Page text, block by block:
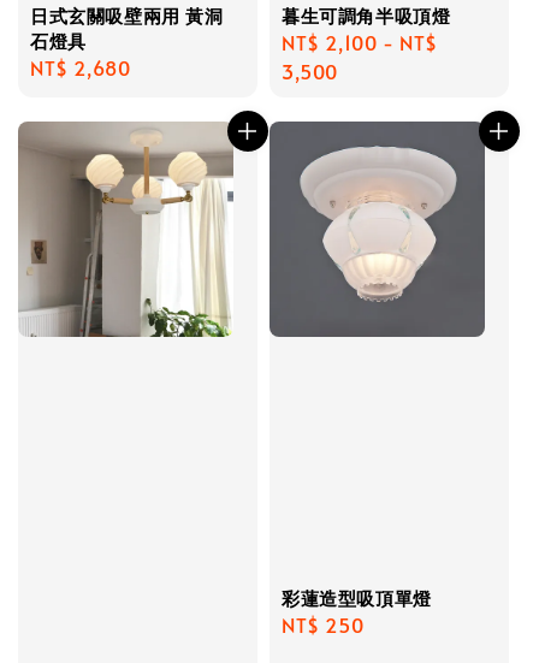
日式玄關吸壁兩用 黃洞
石燈具
Regular
NT$ 2,680
暮生可調角半吸頂燈
Regular
price
NT$ 2,100 - NT$
3,500
彩蓮造型吸頂單燈
Regular
NT$ 250